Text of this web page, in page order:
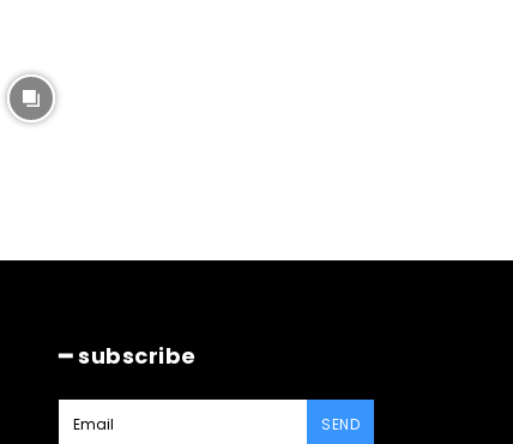
━ subscribe
SEND